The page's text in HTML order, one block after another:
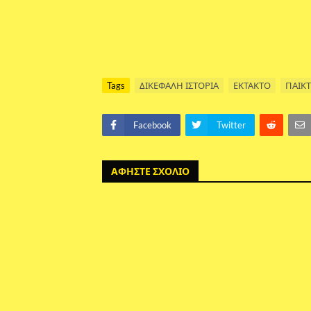
Tags ΔΙΚΕΦΑΛΗ ΙΣΤΟΡΙΑ ΕΚΤΑΚΤΟ
Facebook Twitter
ΑΦΗΣΤΕ ΣΧΟΛΙΟ